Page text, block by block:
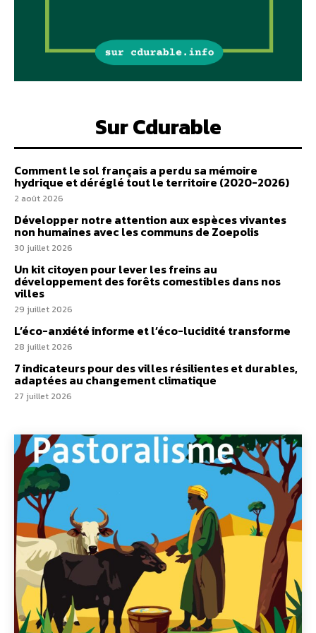
Sur Cdurable
Comment le sol français a perdu sa mémoire
hydrique et déréglé tout le territoire (2020-2026)
2 août 2026
Développer notre attention aux espèces vivantes
non humaines avec les communs de Zoepolis
30 juillet 2026
Un kit citoyen pour lever les freins au
développement des forêts comestibles dans nos
villes
29 juillet 2026
L’éco-anxiété informe et l’éco-lucidité transforme
28 juillet 2026
7 indicateurs pour des villes résilientes et durables,
adaptées au changement climatique
27 juillet 2026